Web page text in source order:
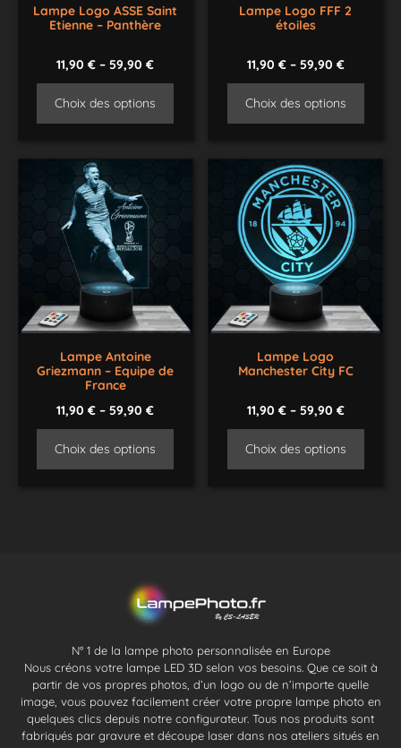
Lampe Logo ASSE Saint
Etienne – Panthère
11,90€ –59,90€
Choix des options
Lampe Logo FFF 2
étoiles
11,90 €– 59,90 €
Choix des options
Lampe Antoine
Griezmann – Equipe de
France
11,90€ –59,90€
Choix des options
Lampe Logo
Manchester City FC
11,90 €– 59,90 €
Choix des options
N° 1 de la lampe photo personnalisée en Europe
Nous créons votre lampe LED 3D selon vos besoins. Que ce soit à
partir de vos propres photos, d’un logo ou de n’importe quelle
image, vous pouvez facilement créer votre propre lampe photo en
quelques clics depuis notre configurateur. Tous nos produits sont
fabriqués par gravure et découpe laser dans nos ateliers situés en